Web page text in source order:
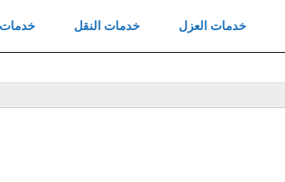
Skip
to
content
خدمات العزل خدمات النقل